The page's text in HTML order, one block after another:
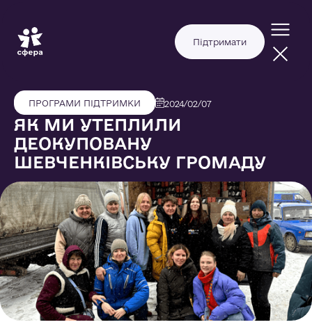
Підтримати
ПРОГРАМИ ПІДТРИМКИ 2024/02/07
ЯК МИ УТЕПЛИЛИ
ДЕОКУПОВАНУ
ШЕВЧЕНКІВСЬКУ ГРОМАДУ